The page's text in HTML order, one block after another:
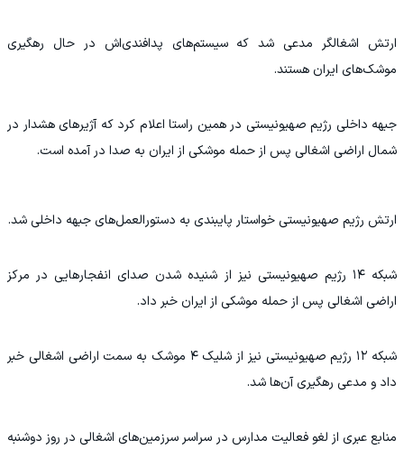
ارتش اشغالگر مدعی شد که سیستم‌های پدافندی‌اش در حال رهگیری
موشک‌های ایران هستند.
جبهه داخلی رژیم صهیونیستی در همین راستا اعلام کرد که آژیرهای هشدار در
شمال اراضی اشغالی پس از حمله موشکی از ایران به صدا در آمده است.
ارتش رژیم صهیونیستی خواستار پایبندی به دستورالعمل‌های جبهه داخلی شد.
شبکه ۱۴ رژیم صهیونیستی نیز از شنیده شدن صدای انفجارهایی در مرکز
اراضی اشغالی پس از حمله موشکی از ایران خبر داد.
شبکه ۱۲ رژیم صهیونیستی نیز از شلیک ۴ موشک به سمت اراضی اشغالی خبر
داد و مدعی رهگیری آن‌ها شد.
منابع عبری از لغو فعالیت مدارس در سراسر سرزمین‌های اشغالی در روز دوشنبه